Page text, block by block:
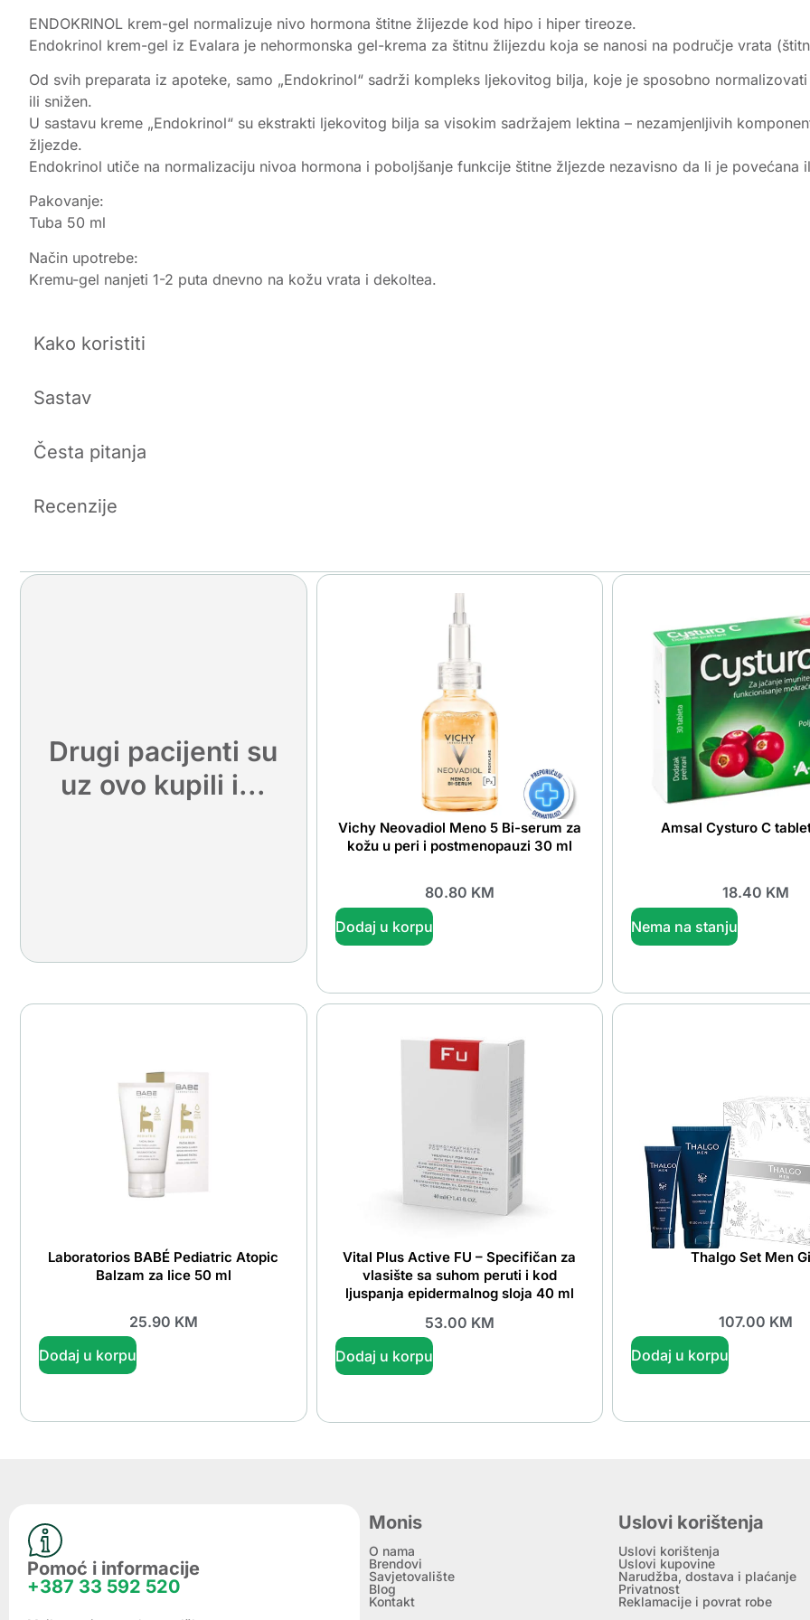
ENDOKRINOL krem-gel normalizuje nivo hormona štitne žlijezde kod hipo i hiper tireoze.
Endokrinol krem-gel iz Evalara je nehormonska gel-krema za štitnu žlijezdu koja se nanosi na područje vrata
Od svih preparata iz apoteke, samo „Endokrinol“ sadrži kompleks ljekovitog bilja, koje je sposobno
ili snižen.
U sastavu kreme „Endokrinol“ su ekstrakti ljekovitog bilja sa visokim sadržajem lektina – nezamjenljivih
žljezde.
Endokrinol utiče na normalizaciju nivoa hormona i poboljšanje funkcije štitne žljezde nezavisno da li je
Pakovanje:
Tuba 50 ml
Način upotrebe:
Kremu-gel nanjeti 1-2 puta dnevno na kožu vrata i dekoltea.
Kako koristiti
Sastav
Česta pitanja
Recenzije
Drugi pacijenti su
uz ovo kupili i...
Vichy Neovadiol Meno 5 Bi-serum za
kožu u peri i postmenopauzi 30 ml
80.80 KM
Dodaj u korpu
Amsal Cysturo C
18.40 KM
Nema na stanju
Laboratorios BABÉ Pediatric Atopic
Balzam za lice 50 ml
25.90 KM
Dodaj u korpu
Vital Plus Active FU – Specifičan za
vlasište sa suhom peruti i kod
ljuspanja epidermalnog sloja 40 ml
53.00 KM
Dodaj u korpu
Thalgo Set Men
107.00 KM
Dodaj u korpu
Pomoć i informacije
+387 33 592 520
Monis
O nama
Brendovi
Savjetovalište
Blog
Kontakt
Uslovi korištenja
Uslovi korištenja
Uslovi kupovine
Narudžba, dostava i plaćanje
Privatnost
Reklamacije i povrat robe